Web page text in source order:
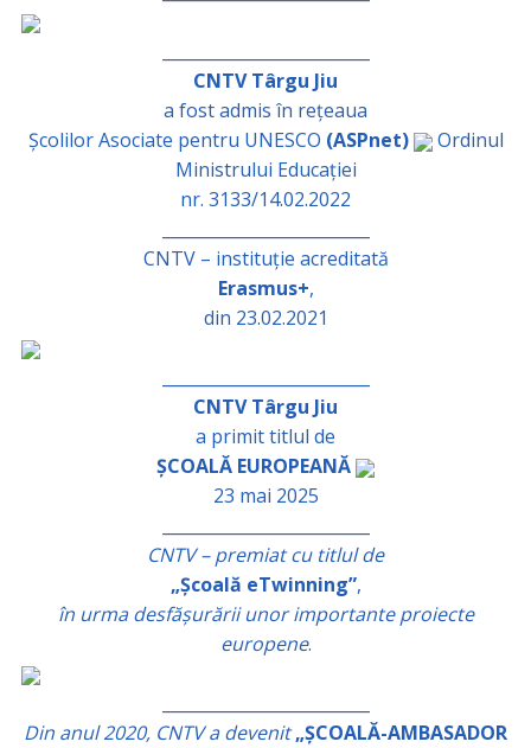
CNTV Târgu Jiu
a fost admis în rețeaua
Școlilor Asociate pentru UNESCO (ASPnet)
Ordinul
Ministrului Educației
nr. 3133/14.02.2022
CNTV – instituție acreditată
Erasmus+,
din 23.02.2021
CNTV Târgu Jiu
a primit titlul de
ȘCOALĂ EUROPEANĂ
23 mai 2025
CNTV – premiat cu titlul de
„Școală eTwinning”,
în urma desfășurării unor importante proiecte
europene.
Din anul 2020, CNTV a devenit „ȘCOALĂ-AMBASADOR